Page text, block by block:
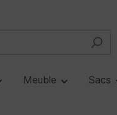
Meuble Sacs